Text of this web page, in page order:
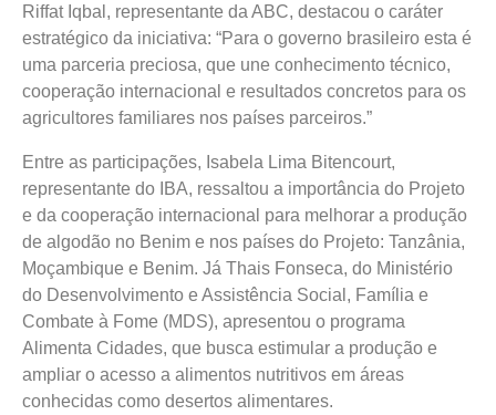
Riffat Iqbal, representante da ABC, destacou o caráter
estratégico da iniciativa: “Para o governo brasileiro esta é
uma parceria preciosa, que une conhecimento técnico,
cooperação internacional e resultados concretos para os
agricultores familiares nos países parceiros.”
Entre as participações, Isabela Lima Bitencourt,
representante do IBA, ressaltou a importância do Projeto
e da cooperação internacional para melhorar a produção
de algodão no Benim e nos países do Projeto: Tanzânia,
Moçambique e Benim. Já Thais Fonseca, do Ministério
do Desenvolvimento e Assistência Social, Família e
Combate à Fome (MDS), apresentou o programa
Alimenta Cidades, que busca estimular a produção e
ampliar o acesso a alimentos nutritivos em áreas
conhecidas como desertos alimentares.